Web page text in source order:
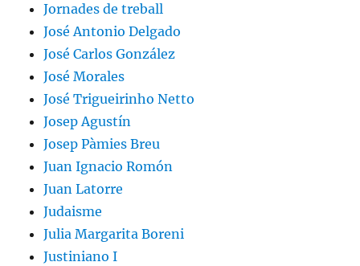
Jornades de treball
José Antonio Delgado
José Carlos González
José Morales
José Trigueirinho Netto
Josep Agustín
Josep Pàmies Breu
Juan Ignacio Romón
Juan Latorre
Judaisme
Julia Margarita Boreni
Justiniano I